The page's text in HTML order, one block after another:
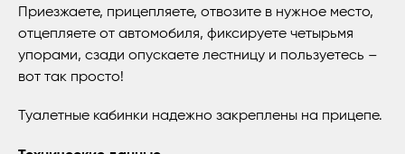
Приезжаете, прицепляете, отвозите в нужное место,
отцепляете от автомобиля, фиксируете четырьмя
упорами, сзади опускаете лестницу и пользуетесь –
вот так просто!
Туалетные кабинки надежно закреплены на прицепе.